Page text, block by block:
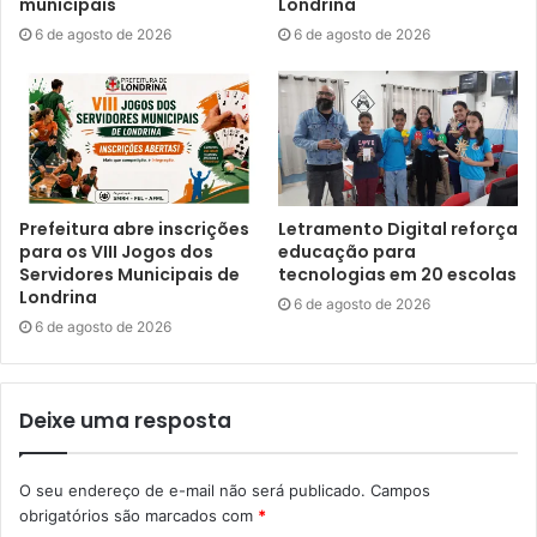
Presidente da Cohab, Luciano Godoi, e o prefeito Tiago
Amaral. Foto: Emerson Dias / NCom
O presidente da Cohab explicou que, além da redução dos
custos para este público, o processo fica muito mais ágil.
fará os contatos com o Município com a Cohab. Nós
iremos fornecer, via sistema, todos os documentos
transmissão de imóvel de transferência de propriedade,
municipais
6 de agosto de 2026
Londrina
6 de agosto de 2026
Prefeitura abre inscrições
para os VIII Jogos dos
Servidores Municipais de
Londrina
6 de agosto de 2026
Letramento Digital reforça
educação para
tecnologias em 20 escolas
6 de agosto de 2026
Deixe uma resposta
O seu endereço de e-mail não será publicado. Campos
obrigatórios são marcados com *